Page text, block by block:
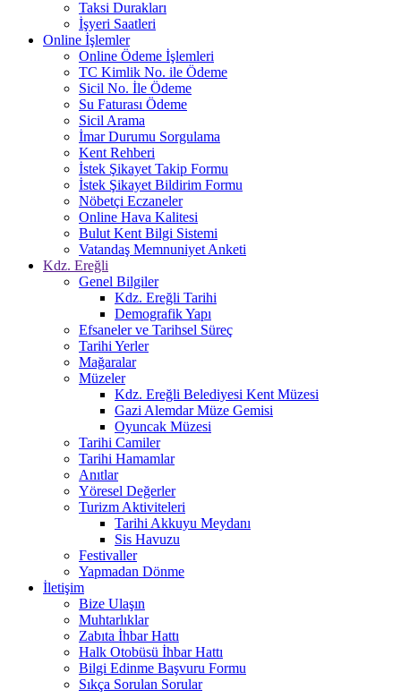
Taksi Durakları
İşyeri Saatleri
Online İşlemler
Online Ödeme İşlemleri
TC Kimlik No. ile Ödeme
Sicil No. İle Ödeme
Su Faturası Ödeme
Sicil Arama
İmar Durumu Sorgulama
Kent Rehberi
İstek Şikayet Takip Formu
İstek Şikayet Bildirim Formu
Nöbetçi Eczaneler
Online Hava Kalitesi
Bulut Kent Bilgi Sistemi
Vatandaş Memnuniyet Anketi
Kdz. Ereğli
Genel Bilgiler
Kdz. Ereğli Tarihi
Demografik Yapı
Efsaneler ve Tarihsel Süreç
Tarihi Yerler
Mağaralar
Müzeler
Kdz. Ereğli Belediyesi Kent Müzesi
Gazi Alemdar Müze Gemisi
Oyuncak Müzesi
Tarihi Camiler
Tarihi Hamamlar
Anıtlar
Yöresel Değerler
Turizm Aktiviteleri
Tarihi Akkuyu Meydanı
Sis Havuzu
Festivaller
Yapmadan Dönme
İletişim
Bize Ulaşın
Muhtarlıklar
Zabıta İhbar Hattı
Halk Otobüsü İhbar Hattı
Bilgi Edinme Başvuru Formu
Sıkça Sorulan Sorular